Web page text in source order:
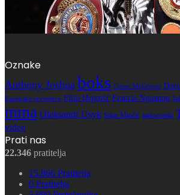
Oznake
Anthony Joshua boks Conor McGregor
Europsko prvenstvo Filip Hrgović Francis Ngannou
mma Oleksandr Usyk Stipe Miočić taekwondo
video
Prati nas
22.346 pratitelja
15.866 Pratitelja
0 Pratitelja